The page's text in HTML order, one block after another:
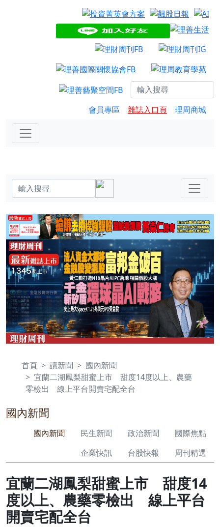
會員專區 雜誌入口頁 理周商城
首頁 讀新聞
國內新聞
宜蘭二湖鳳梨甜蜜上市 甜度14度以上、農藥
零檢出 線上平台開賣宅配全台
國內新聞
國內新聞 民生新聞 政治新聞
國際焦點
企業快訊
台股快報 周刊精選
宜蘭二湖鳳梨甜蜜上市 甜度14
度以上、農藥零檢出 線上平台
開賣宅配全台